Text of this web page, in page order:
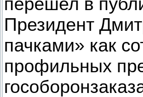
перешел в
Президент
пачками» как
профильных